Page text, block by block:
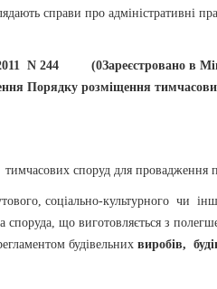
справи про адміністративні
N 244
(0Зареєстровано в
Порядку розміщення
споруд для провадження
соціально-культурного чи
споруда, що виготовляється з
будівельних виробів,